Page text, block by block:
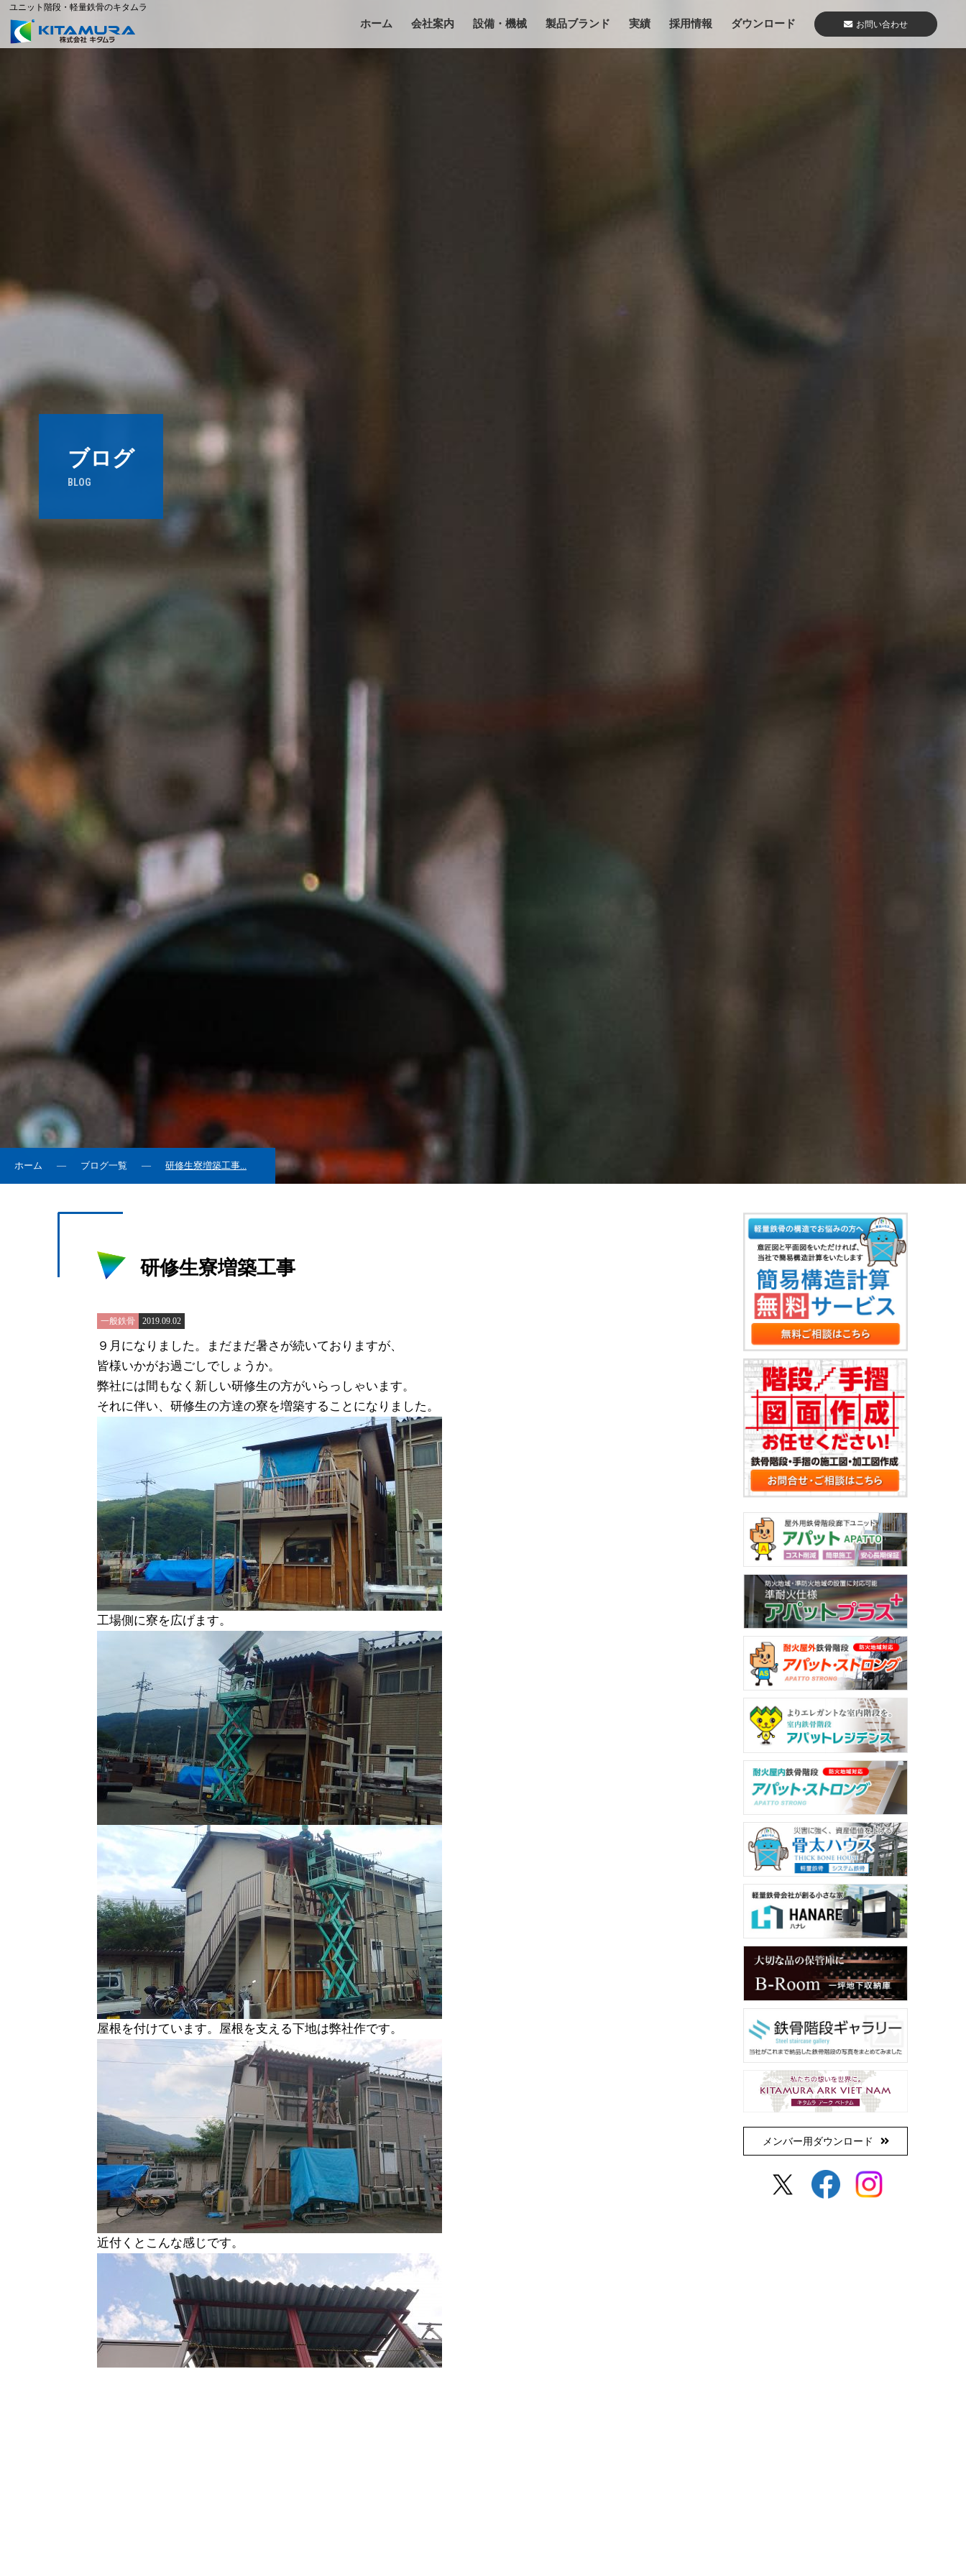
ユニット階段・軽量鉄骨のキタムラ
ホーム 会社案内 設備・機械 製品ブランド 実績 採用情報 ダウンロード お問い合わせ
ブログ
BLOG
ホーム ブログ一覧 研修生寮増築工事...
研修生寮増築工事
一般鉄骨 2019.09.02
９月になりました。まだまだ暑さが続いておりますが、
皆様いかがお過ごしでしょうか。
弊社には間もなく新しい研修生の方がいらっしゃいます。
それに伴い、研修生の方達の寮を増築することになりました。
工場側に寮を広げます。
屋根を付けています。屋根を支える下地は弊社作です。
近付くとこんな感じです。
メンバー用ダウンロード